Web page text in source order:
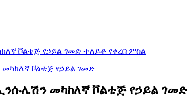
መካከለኛ ቮልቴጅ የኃይል ገመድ